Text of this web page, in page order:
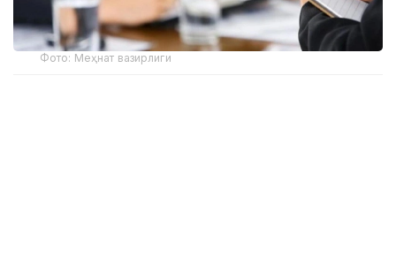
Фото: Меҳнат вазирлиги